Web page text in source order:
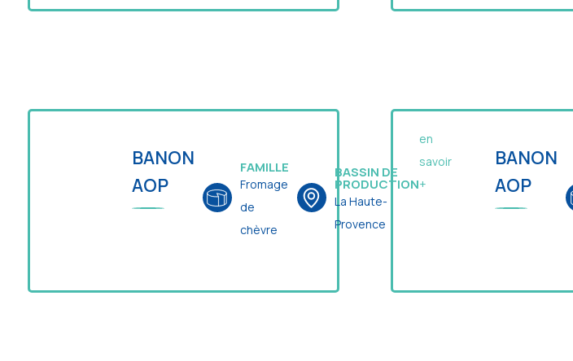
BANON
AOP
FAMILLE
Fromage
de
chèvre
BASSIN DE
PRODUCTION
La Haute-
Provence
en
savoir
+
BANON
AOP